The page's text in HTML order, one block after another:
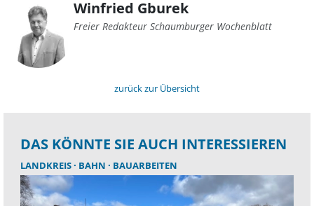
Winfried Gburek
Freier Redakteur Schaumburger Wochenblatt
zurück zur Übersicht
DAS KÖNNTE SIE AUCH INTERESSIEREN
LANDKREIS BAHN BAUARBEITEN